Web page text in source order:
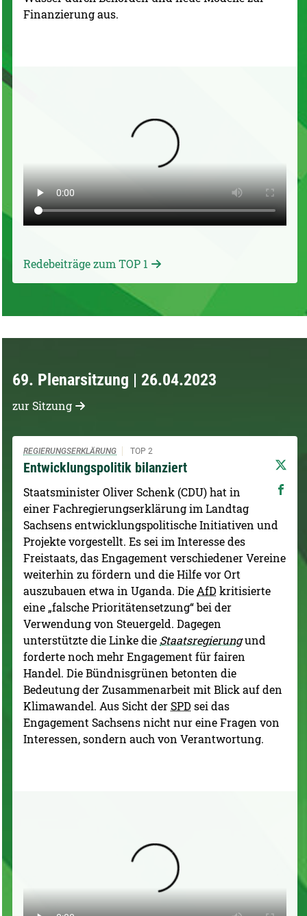
Finanzierung aus.
Redebeiträge zum TOP 1
69. Plenarsitzung | 26.04.2023
zur Sitzung
Entwicklungspolitik bilanziert
REGIERUNGSERKLÄRUNG TOP 2
Staatsminister Oliver Schenk (CDU) hat in
einer Fachregierungserklärung im Landtag
Sachsens entwicklungspolitische Initiativen und
Projekte vorgestellt. Es sei im Interesse des
Freistaats, das Engagement verschiedener Vereine
weiterhin zu fördern und die Hilfe vor Ort
auszubauen etwa in Uganda. DieAfD kritisierte
eine „falsche Prioritätensetzung“ bei der
Verwendung von Steuergeld. Dagegen
unterstützte die Linke die Staatsregierungund
forderte noch mehr Engagement für fairen
Handel. Die Bündnisgrünen betonten die
Bedeutung der Zusammenarbeit mit Blick auf den
Klimawandel. Aus Sicht derSPD sei das
Engagement Sachsens nicht nur eine Fragen von
Interessen, sondern auch von Verantwortung.